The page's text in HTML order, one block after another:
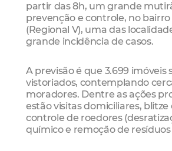
partir das 8h, um grande
prevenção e controle, no
(Regional V), uma das
grande incidência de casos.
A previsão é que 3.699 imóveis
vistoriados, contemplando
moradores. Dentre as ações
estão visitas domiciliares, blitze
controle de roedores
químico e remoção de resíduos